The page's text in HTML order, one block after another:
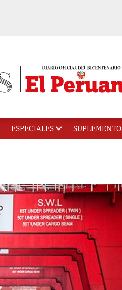
ESPECIALES